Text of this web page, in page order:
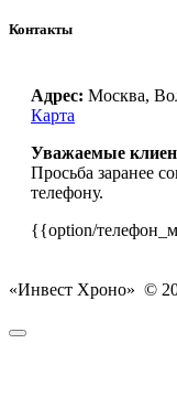
Контакты
Адрес: Москва,
Карта
Уважаемые
Просьба заранее
телефону.
{{option/
«Инвест Хроно» ©